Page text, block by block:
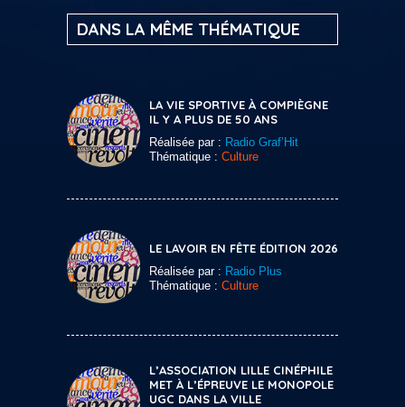
DANS LA MÊME THÉMATIQUE
LA VIE SPORTIVE À COMPIÈGNE
IL Y A PLUS DE 50 ANS
Réalisée par : Radio Graf’Hit
Thématique : Culture
LE LAVOIR EN FÊTE ÉDITION 2026
Réalisée par : Radio Plus
Thématique : Culture
L’ASSOCIATION LILLE CINÉPHILE
MET À L’ÉPREUVE LE MONOPOLE
UGC DANS LA VILLE